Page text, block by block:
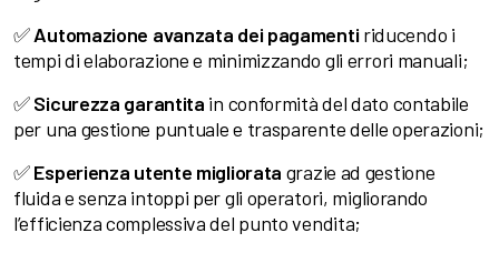
✅Automazione avanzata dei pagamentiriducendo i
tempi di elaborazione e minimizzando gli errori manuali;
✅Sicurezza garantita in conformità del dato contabile
per una gestione puntuale e trasparente delle operazioni;
✅Esperienza utente migliorata grazie ad gestione
fluida e senza intoppi per gli operatori, migliorando
l’efficienza complessiva del punto vendita;